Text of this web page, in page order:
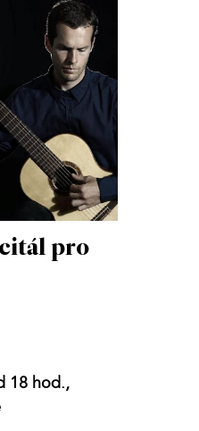
pro
18 hod.,